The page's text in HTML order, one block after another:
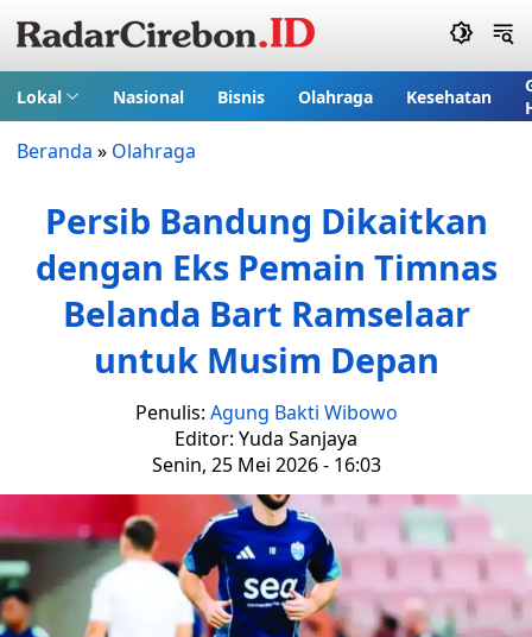
Lokal Nasional Bisnis Olahraga Kesehatan
Beranda » Olahraga
Persib Bandung Dikaitkan
dengan Eks Pemain Timnas
Belanda Bart Ramselaar
untuk Musim Depan
Penulis: Agung Bakti Wibowo
Editor: Yuda Sanjaya
Senin, 25 Mei 2026 - 16:03